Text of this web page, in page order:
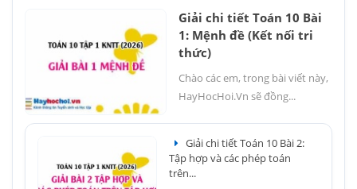
Giải chi tiết Toán 10 Bài
1: Mệnh đề (Kết nối tri
thức)
Chào các em, trong bài viết này,
HayHocHoi.Vn sẽ đồng...
Giải chi tiết Toán 10 Bài 2:
Tập hợp và các phép toán
trên...